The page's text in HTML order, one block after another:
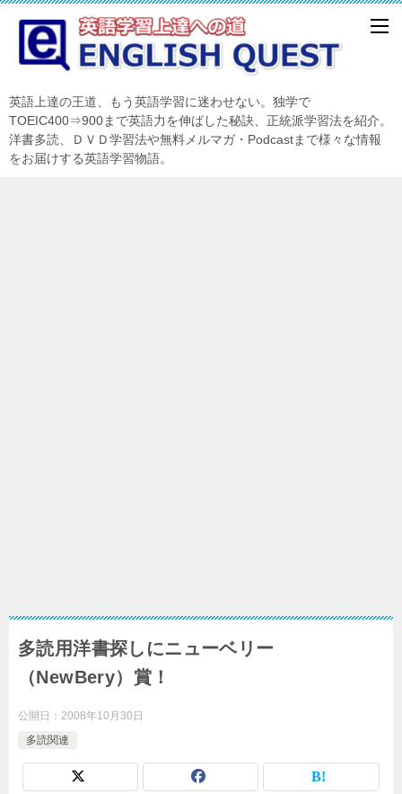
英語上達の王道、もう英語学習に迷わせない。独学で
TOEIC400⇒900まで英語力を伸ばした秘訣、正統派学習法を紹介。
洋書多読、ＤＶＤ学習法や無料メルマガ・Podcastまで様々な情報
をお届けする英語学習物語。
多読用洋書探しにニューベリー
（NewBery）賞！
公開日： 2008年10月30日
多読関連